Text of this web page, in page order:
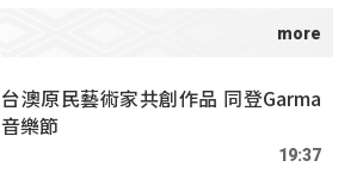
台澳原民藝術家共創作品 同登Garma
音樂節
19:37